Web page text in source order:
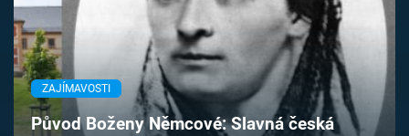
Pořady
TV Program
Časopis
ZAJÍMAVOSTI
Původ Boženy Němcové: Slavná česká